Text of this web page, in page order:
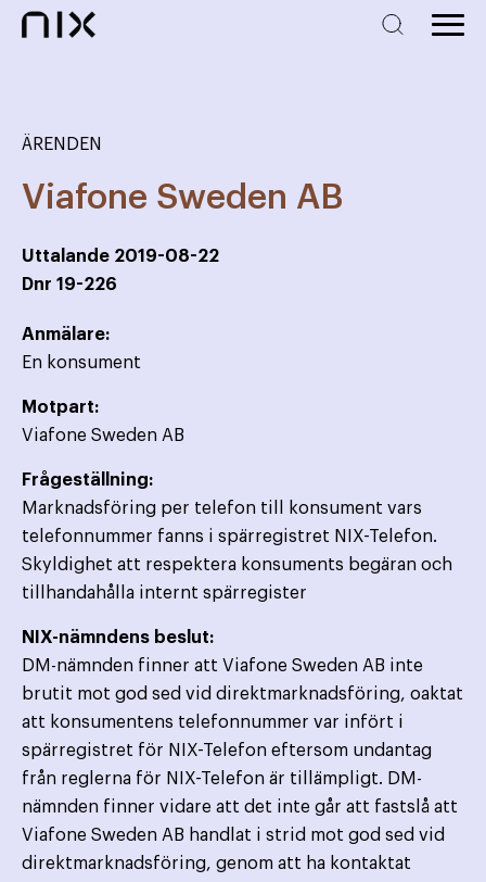
ÄRENDEN
Viafone Sweden AB
Uttalande 2019-08-22
Dnr 19-226
Anmälare:
En konsument
Motpart:
Viafone Sweden AB
Frågeställning:
Marknadsföring per telefon till konsument vars
telefonnummer fanns i spärregistret NIX-Telefon.
Skyldighet att respektera konsuments begäran och
tillhandahålla internt spärregister
NIX-nämndens beslut:
DM-nämnden finner att Viafone Sweden AB inte
brutit mot god sed vid direktmarknadsföring, oaktat
att konsumentens telefonnummer var infört i
spärregistret för NIX-Telefon eftersom undantag
från reglerna för NIX-Telefon är tillämpligt. DM-
nämnden finner vidare att det inte går att fastslå att
Viafone Sweden AB handlat i strid mot god sed vid
direktmarknadsföring, genom att ha kontaktat